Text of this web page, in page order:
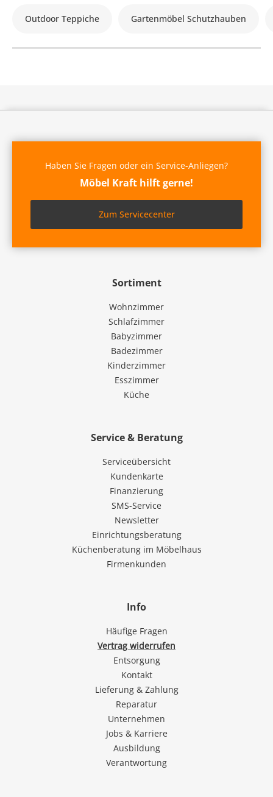
Outdoor Teppiche Gartenmöbel Schutzhauben
Sortiment
Wohnzimmer
Schlafzimmer
Babyzimmer
Badezimmer
Kinderzimmer
Esszimmer
Küche
Service & Beratung
Serviceübersicht
Kundenkarte
Finanzierung
SMS-Service
Newsletter
Einrichtungsberatung
Küchenberatung im Möbelhaus
Firmenkunden
Info
Häufige Fragen
Vertrag widerrufen
Entsorgung
Kontakt
Lieferung & Zahlung
Reparatur
Unternehmen
Jobs & Karriere
Ausbildung
Verantwortung
Haben Sie Fragen oder ein Service-Anliegen?
Möbel Kraft hilft gerne!
Zum Servicecenter